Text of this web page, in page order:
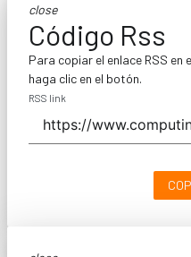
close
Código Rss
Para copiar el enlace RSS en
haga clic en el botón.
RSS link